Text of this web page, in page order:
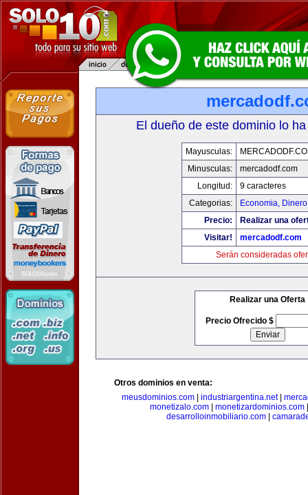
El dueño de este dominio lo
Mayusculas:
Minusculas:
mercadodf.com
Longitud:
9 caracteres
Categorias:
Economia,
Precio:
Realizar una
Visitar!
mercadodf.com
Serán consideradas
Realizar una Oferta
Precio Ofrecido $
Otros dominios en venta:
meusdominios.com| industriargentina.net|
monetizalo.com| monetizardominios.com
desarrolloinmobiliario.com